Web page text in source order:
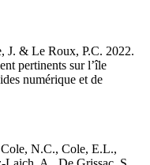
J. & Le Roux, P.C. 2022.
pertinents sur l’île
numérique et de
N.C., Cole, E.L.,